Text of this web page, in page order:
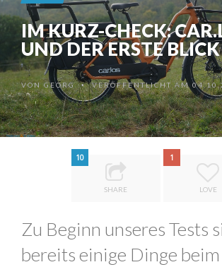
IM KURZ-CHECK:
UND DER ERSTE BLICK
VON GEORG •VERÖFFENTLICHT AM
10
SHARE
1
LOVE
Zu Beginn unseres Tests
bereits einige Dinge